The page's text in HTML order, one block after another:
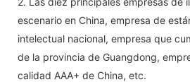
escenario en China, empresa de
intelectual nacional, empresa que
de la provincia de Guangdong,
calidad AAA+ de China, etc.